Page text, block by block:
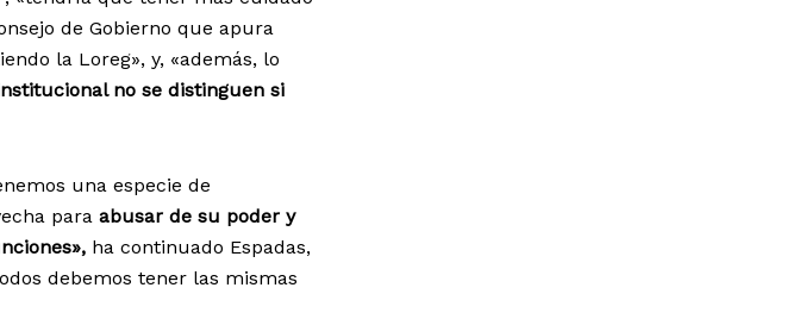
de Gobierno que apura
la Loreg», y, «además, lo
no se distinguen si
una especie de
para abusar de su poder y
ha continuado Espadas,
debemos tener las mismas